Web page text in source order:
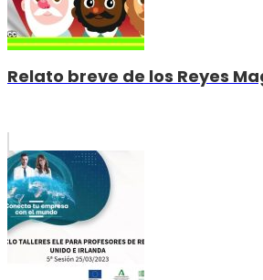
Relato breve de los Reyes